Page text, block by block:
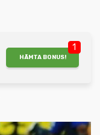
1
HÄMTA BONUS!